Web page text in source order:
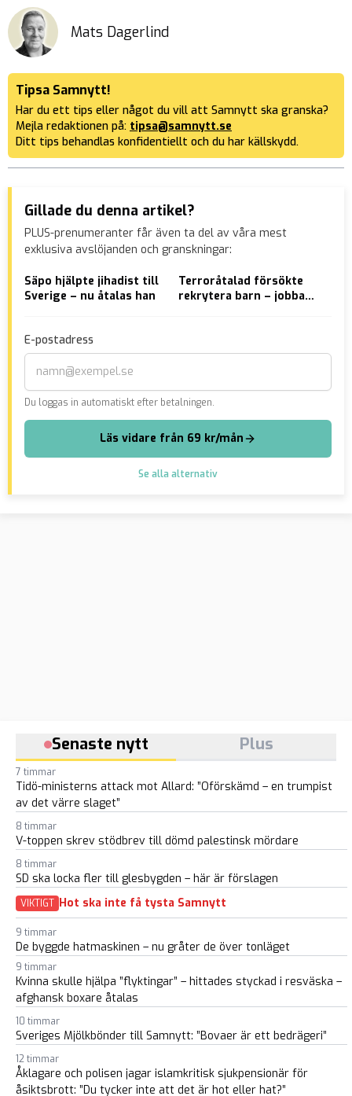
Mats Dagerlind
Tipsa Samnytt!
Har du ett tips eller något du vill att Samnytt ska granska?
Mejla redaktionen på: tipsa@samnytt.se
Ditt tips behandlas konfidentiellt och du har källskydd.
Gillade du denna artikel?
PLUS-prenumeranter får även ta del av våra mest
exklusiva avslöjanden och granskningar:
Säpo hjälpte jihadist till
Sverige – nu åtalas han
Terroråtalad försökte
rekrytera barn – jobbade
E-postadress
Du loggas in automatiskt efter betalningen.
Läs vidare från 69 kr/mån
Se alla alternativ
Senaste nytt Plus
7 timmar
Tidö-ministerns attack mot Allard: ”Oförskämd – en trumpist
av det värre slaget”
8 timmar
V-toppen skrev stödbrev till dömd palestinsk mördare
8 timmar
SD ska locka fler till glesbygden – här är förslagen
VIKTIGT Hot ska inte få tysta Samnytt
9 timmar
De byggde hatmaskinen – nu gråter de över tonläget
9 timmar
Kvinna skulle hjälpa ”flyktingar” – hittades styckad i resväska –
afghansk boxare åtalas
10 timmar
Sveriges Mjölkbönder till Samnytt: ”Bovaer är ett bedrägeri”
12 timmar
Åklagare och polisen jagar islamkritisk sjukpensionär för
åsiktsbrott: ”Du tycker inte att det är hot eller hat?”